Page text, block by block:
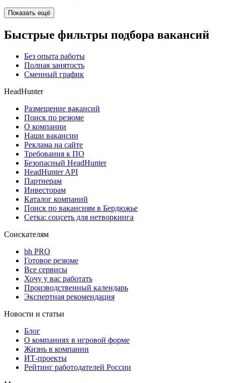
Показать ещё
Быстрые фильтры подбора вакансий
Без опыта работы
Полная занятость
Сменный график
HeadHunter
Размещение вакансий
Поиск по резюме
О компании
Наши вакансии
Реклама на сайте
Требования к ПО
Безопасный HeadHunter
HeadHunter API
Партнерам
Инвесторам
Каталог компаний
Поиск по вакансиям в Бердюжье
Сетка: соцсеть для нетворкинга
Соискателям
hh PRO
Готовое резюме
Все сервисы
Хочу у вас работать
Производственный календарь
Экспертная рекомендация
Новости и статьи
Блог
О компаниях в игровой форме
Жизнь в компании
ИТ-проекты
Рейтинг работодателей России